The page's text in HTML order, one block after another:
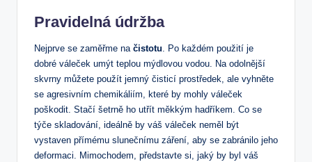
Pravidelná údržba
Nejprve se zaměřme na čistotu. Po každém použití je
dobré váleček umýt teplou mýdlovou vodou. Na odolnější
skvrny můžete použít jemný čisticí prostředek, ale vyhněte
se agresivním chemikáliím, které by mohly váleček
poškodit. Stačí šetrně ho utřít měkkým hadříkem. Co se
týče skladování, ideálně by váš váleček neměl být
vystaven přímému slunečnímu záření, aby se zabránilo jeho
deformaci. Mimochodem, představte si, jaký by byl váš